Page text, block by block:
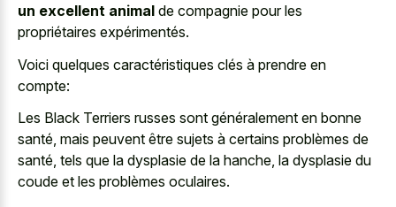
un excellent animal de compagnie pour les
propriétaires expérimentés.
Voici quelques caractéristiques clés à prendre en
compte:
Les Black Terriers russes sont généralement en bonne
santé, mais peuvent être sujets à certains problèmes de
santé, tels que la dysplasie de la hanche, la dysplasie du
coude et les problèmes oculaires.